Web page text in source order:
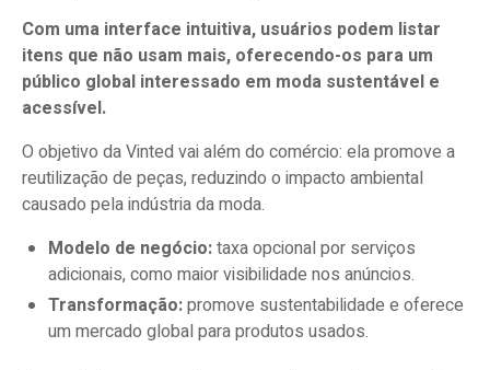
Com uma interface intuitiva, usuários podem listar
itens que não usam mais, oferecendo-os para um
público global interessado em moda sustentável e
acessível.
O objetivo da Vinted vai além do comércio: ela promove a
reutilização de peças, reduzindo o impacto ambiental
causado pela indústria da moda.
Modelo de negócio:taxa opcional por serviços
adicionais, como maior visibilidade nos anúncios.
Transformação:promove sustentabilidade e oferece
um mercado global para produtos usados.